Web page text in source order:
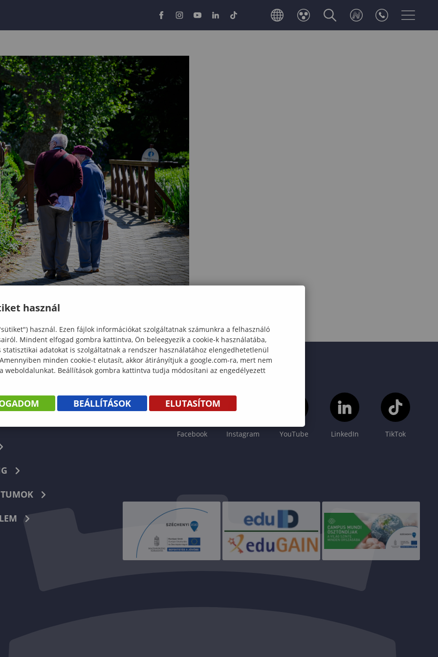
Facebook Instagram YouTube LinkedIn TikTok
használ
használ. Ezen fájlok információkat szolgáltatnak számunkra a felhasználó
Mindent elfogad gombra kattintva, Ön beleegyezik a cookie-k használatába,
statisztikai adatokat is szolgáltatnak a rendszer használatához elengedhetetlenül
minden cookie-t elutasít, akkor átirányítjuk a google.com-ra, mert nem
weboldalunkat. Beállítások gombra kattintva tudja módosítani az engedélyezett
BEÁLLÍTÁSOK ELUTASÍTOM